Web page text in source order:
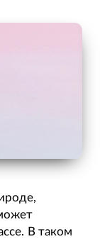
В таком